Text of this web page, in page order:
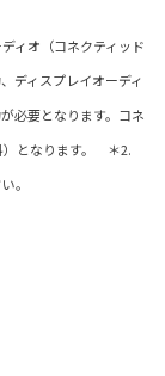
ィオ（コネクティッド
ディスプレイオーディ
必要となります。コネ
）となります。 ＊2.
。